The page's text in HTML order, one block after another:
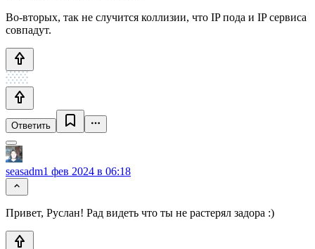
Во-вторых, так не случится коллизии, что IP пода и IP сервиса
совпадут.
Ответить
seasadm1 фев 2024 в 06:18
Привет, Руслан! Рад видеть что ты не растерял задора :)